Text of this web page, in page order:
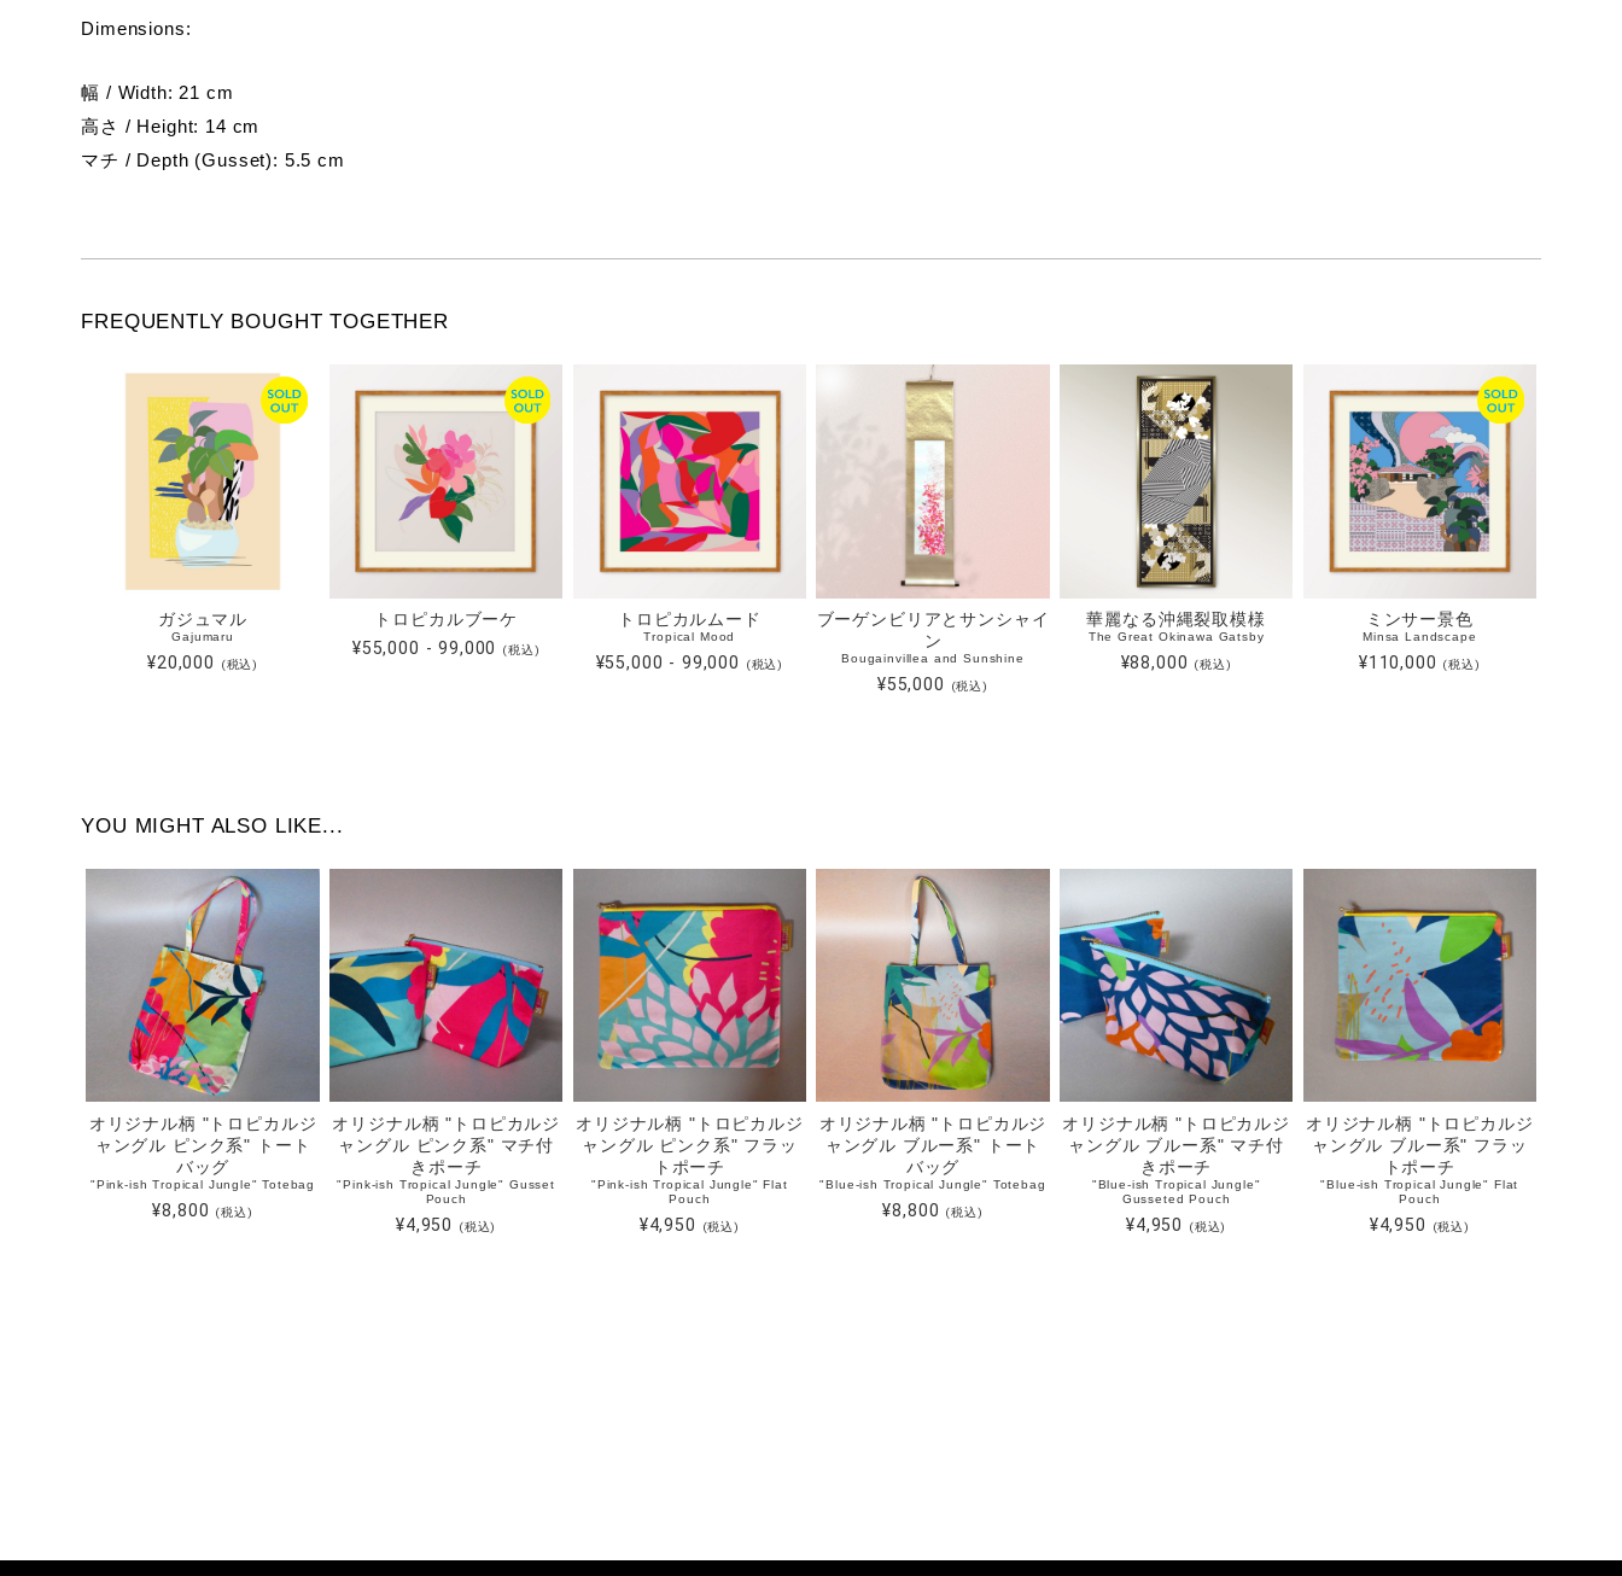
Dimensions:
幅 / Width: 21 cm
高さ / Height: 14 cm
マチ / Depth (Gusset): 5.5 cm
FREQUENTLY BOUGHT TOGETHER
ガジュマル
Gajumaru
¥20,000 (税込)
トロピカルブーケ
¥55,000 - 99,000
(税込)
トロピカルムード
Tropical Mood
¥55,000 - 99,000 (税込)
ブーゲンビリアとサンシャイ
ン
Bougainvillea and Sunshine
¥55,000 (税込)
華麗なる沖縄裂取模様
The Great Okinawa Gatsby
¥88,000 (税込)
ミンサー景色
Minsa Landscape
¥110,000 (税込)
YOU MIGHT ALSO LIKE...
オリジナル柄 "トロピカルジ
ャングル ピンク系" トート
バッグ
"Pink-ish Tropical Jungle" Totebag
¥8,800 (税込)
オリジナル柄 "トロピカルジ
ャングル ピンク系" マチ付
きポーチ
"Pink-ish Tropical Jungle" Gusset
Pouch
¥4,950 (税込)
オリジナル柄 "トロピカルジ
ャングル ピンク系" フラッ
トポーチ
"Pink-ish Tropical Jungle" Flat
Pouch
¥4,950 (税込)
オリジナル柄 "トロピカルジ
ャングル ブルー系" トート
バッグ
"Blue-ish Tropical Jungle" Totebag
¥8,800 (税込)
オリジナル柄 "トロピカルジ
ャングル ブルー系" マチ付
きポーチ
"Blue-ish Tropical Jungle"
Gusseted Pouch
¥4,950 (税込)
オリジナル柄 "トロピカルジ
ャングル ブルー系" フラッ
トポーチ
"Blue-ish Tropical Jungle" Flat
Pouch
¥4,950 (税込)